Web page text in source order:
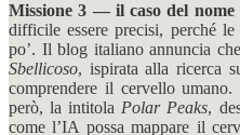
Missione 3 — il caso del
difficile essere precisi, perché
po’. Il blog italiano annuncia
Sbellicoso, ispirata alla ricerca
comprendere il cervello
però, la intitola Polar Peaks,
come l’IA possa mappare il